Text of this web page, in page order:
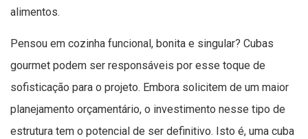
alimentos.
Pensou em cozinha funcional, bonita e singular? Cubas
gourmet podem ser responsáveis por esse toque de
sofisticação para o projeto. Embora solicitem de um maior
planejamento orçamentário, o investimento nesse tipo de
estrutura tem o potencial de ser definitivo. Isto é, uma cuba